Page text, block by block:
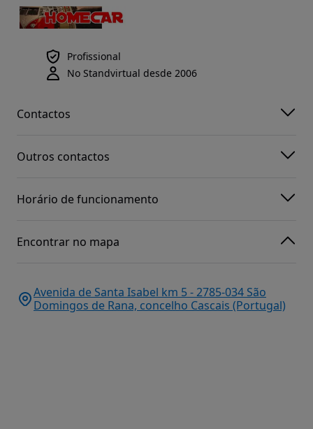
Profissional
No Standvirtual desde 2006
Contactos
Outros contactos
Horário de funcionamento
Encontrar no mapa
Avenida de Santa Isabel km 5 - 2785-034 São
Domingos de Rana, concelho Cascais (Portugal)